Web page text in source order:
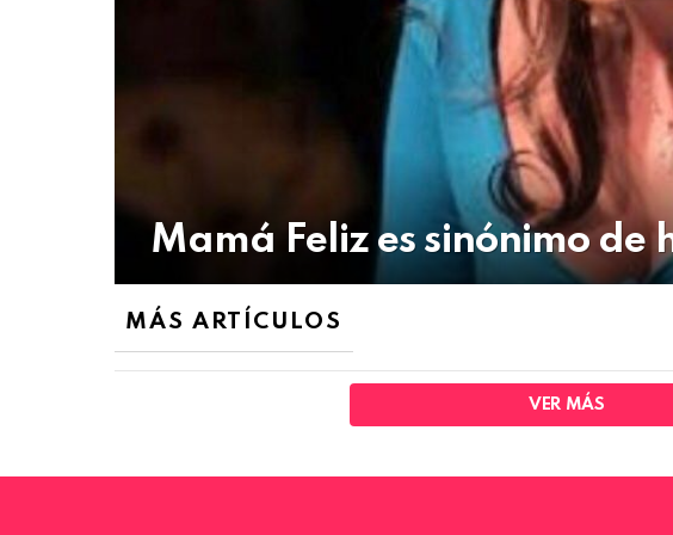
Mamá Feliz es sinónimo de
MÁS ARTÍCULOS
VER MÁS